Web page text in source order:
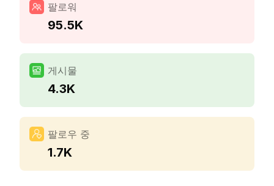
팔로워
95.5K
게시물
4.3K
팔로우 중
1.7K